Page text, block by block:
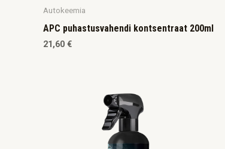
Autokeemia
APC puhastusvahendi kontsentraat 200ml
21,60 €